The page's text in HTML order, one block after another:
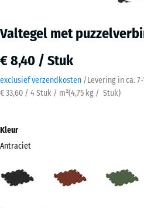
Valtegel met
€ 8,40 / Stuk
exclusief verzendkosten /Levering in ca.
€ 33,60 / 4 Stuk / m²(4,75 kg / Stuk)
Kleur
Antraciet
(active)